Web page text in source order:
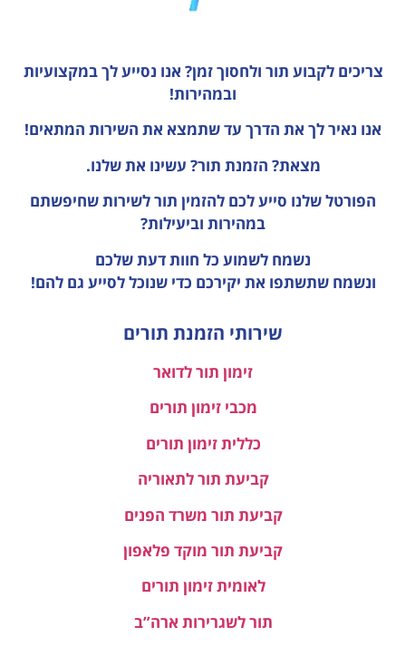
צריכים לקבוע תור ולחסוך זמן? אנו נסייע לך במקצועיות
ובמהירות!
אנו נאיר לך את הדרך עד שתמצא את השירות המתאים!
מצאת? הזמנת תור? עשינו את שלנו.
הפורטל שלנו סייע לכם להזמין תור לשירות שחיפשתם
במהירות וביעילות?
נשמח לשמוע כל חוות דעתשלכם
ונשמח שתשתפו את יקירכם כדי שנוכל לסייע גם להם!
שירותי הזמנת תורים
זימון תור לדואר
מכבי זימון תורים
כללית זימון תורים
קביעת תור לתאוריה
קביעת תור משרד הפנים
קביעת תור מוקד פלאפון
לאומית זימון תורים
תור לשגרירות ארה”ב